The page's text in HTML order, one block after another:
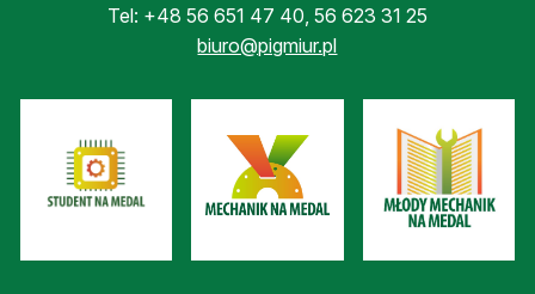
Tel: +48 56 651 47 40, 56 623 31 25
biuro@pigmiur.pl